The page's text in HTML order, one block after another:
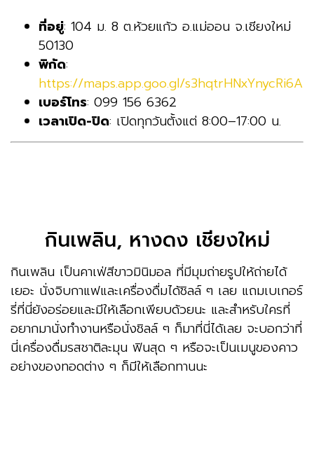
ที่อยู่: 104 ม. 8 ต.ห้วยแก้ว อ.แม่ออน จ.เชียงใหม่
50130
พิกัด:
https://maps.app.goo.gl/s3hqtrHNxYnycRi6A
เบอร์โทร: 099 156 6362
เวลาเปิด-ปิด: เปิดทุกวันตั้งแต่ 8:00–17:00 น.
กินเพลิน, หางดง เชียงใหม่
กินเพลิน เป็นคาเฟ่สีขาวมินิมอล ที่มีมุมถ่ายรูปให้ถ่ายได้
เยอะ นั่งจิบกาแฟและเครื่องดื่มได้ชิลล์ ๆ เลย แถมเบเกอร์
รี่ที่นี่ยังอร่อยและมีให้เลือกเพียบด้วยนะ และสำหรับใครที่
อยากมานั่งทำงานหรือนั่งชิลล์ ๆ ก็มาที่นี่ได้เลย จะบอกว่าที่
นี่เครื่องดื่มรสชาติละมุน ฟินสุด ๆ หรือจะเป็นเมนูของคาว
อย่างของทอดต่าง ๆ ก็มีให้เลือกทานนะ